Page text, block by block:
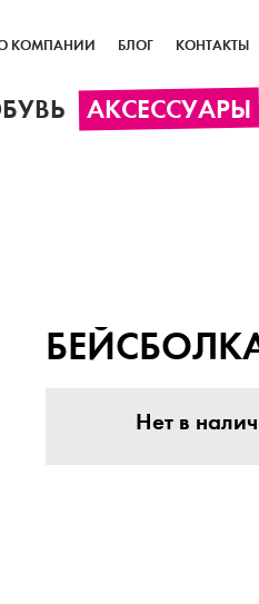
КОМПАНИИ БЛОГ КОНТАКТЫ
АКСЕССУАРЫ
Нет в